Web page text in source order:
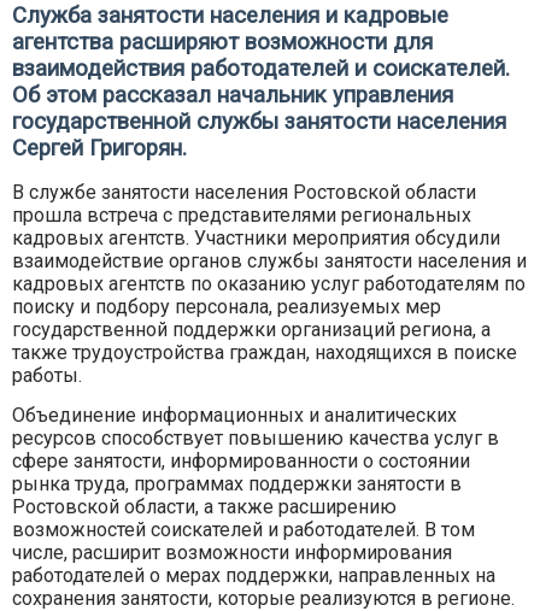
Служба занятости населения и кадровые
агентства расширяют возможности для
взаимодействия работодателей и соискателей.
Об этом рассказал начальник управления
государственной службы занятости населения
Сергей Григорян.
В службе занятости населения Ростовской области
прошла встреча с представителями региональных
кадровых агентств. Участники мероприятия обсудили
взаимодействие органов службы занятости населения и
кадровых агентств по оказанию услуг работодателям по
поиску и подбору персонала, реализуемых мер
государственной поддержки организаций региона, а
также трудоустройства граждан, находящихся в поиске
работы.
Объединение информационных и аналитических
ресурсов способствует повышению качества услуг в
сфере занятости, информированности о состоянии
рынка труда, программах поддержки занятости в
Ростовской области, а также расширению
возможностей соискателей и работодателей. В том
числе, расширит возможности информирования
работодателей о мерах поддержки, направленных на
сохранения занятости, которые реализуются в регионе.